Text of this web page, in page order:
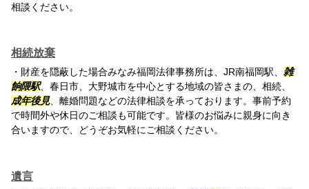
相談ください。
相続放棄
・財産を隠蔽した場合みなみ福岡法律事務所は、JR南福岡駅、 雑
餉隈駅、春日市、大野城市を中心とする地域の皆さまの、相続、
成年後見、離婚問題などの法律相談を承っております。事前予約
で時間外や休日のご相談も可能です。皆様のお悩みに親身に向き
合いますので、どうぞお気軽にご相談ください。
遺言